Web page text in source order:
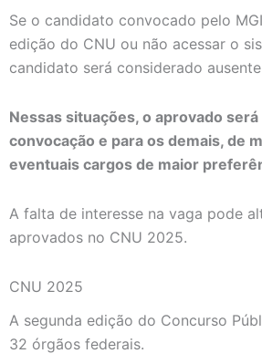
Se o candidato convocado pelo
edição do CNU ou não acessar o
candidato será considerado
Nessas situações, o aprovado
convocação e para os demais, de
eventuais cargos de maior
A falta de interesse na vaga pode
aprovados no CNU 2025.
CNU 2025
A segunda edição do Concurso
32 órgãos federais.